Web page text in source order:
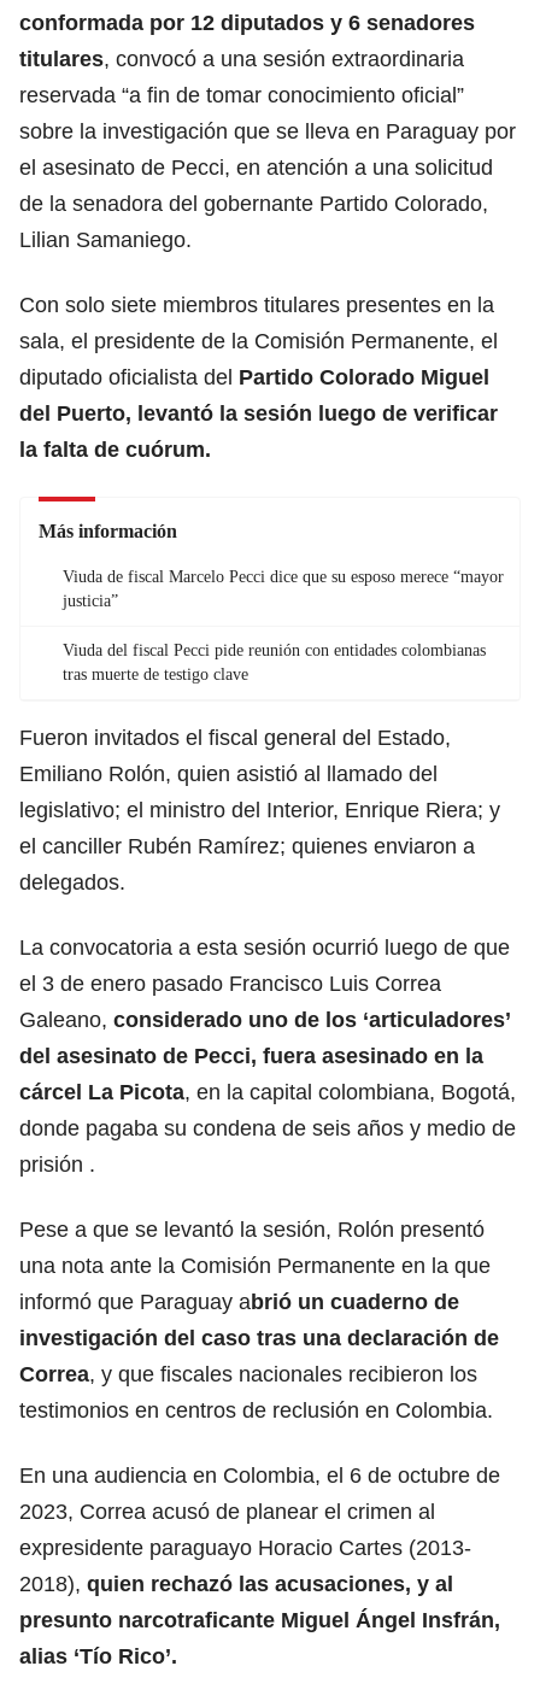
conformada por 12 diputados y 6 senadores
titulares, convocó a una sesión extraordinaria
reservada “a fin de tomar conocimiento oficial”
sobre la investigación que se lleva en Paraguay por
el asesinato de Pecci, en atención a una solicitud
de la senadora del gobernante Partido Colorado,
Lilian Samaniego.
Con solo siete miembros titulares presentes en la
sala, el presidente de la Comisión Permanente, el
diputado oficialista del Partido Colorado Miguel
del Puerto, levantó la sesión luego de verificar
la falta de cuórum.
Más información
Viuda de fiscal Marcelo Pecci dice que su esposo merece “mayor
justicia”
Viuda del fiscal Pecci pide reunión con entidades colombianas
tras muerte de testigo clave
Fueron invitados el fiscal general del Estado,
Emiliano Rolón, quien asistió al llamado del
legislativo; el ministro del Interior, Enrique Riera; y
el canciller Rubén Ramírez; quienes enviaron a
delegados.
La convocatoria a esta sesión ocurrió luego de que
el 3 de enero pasado Francisco Luis Correa
Galeano, considerado uno de los ‘articuladores’
del asesinato de Pecci, fuera asesinado en la
cárcel La Picota, en la capital colombiana, Bogotá,
donde pagaba su condena de seis años y medio de
prisión .
Pese a que se levantó la sesión, Rolón presentó
una nota ante la Comisión Permanente en la que
informó que Paraguay abrió un cuaderno de
investigación del caso tras una declaración de
Correa, y que fiscales nacionales recibieron los
testimonios en centros de reclusión en Colombia.
En una audiencia en Colombia, el 6 de octubre de
2023, Correa acusó de planear el crimen al
expresidente paraguayo Horacio Cartes (2013-
2018), quien rechazó las acusaciones, y al
presunto narcotraficante Miguel Ángel Insfrán,
alias ‘Tío Rico’.